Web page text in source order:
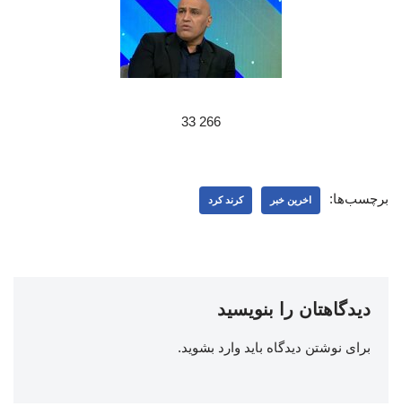
266 33
برچسب‌ها: اخرین خبر کرند کرد
دیدگاهتان را بنویسید
برای نوشتن دیدگاه باید وارد بشوید.